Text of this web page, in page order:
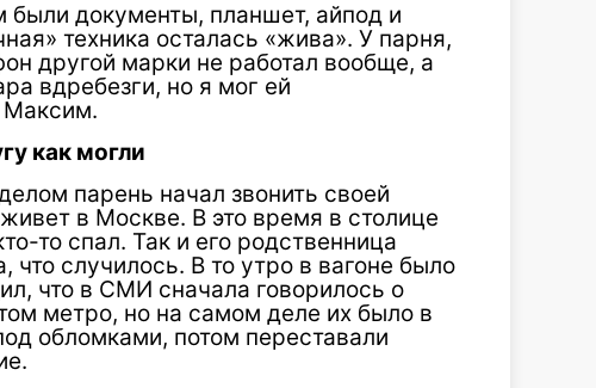
были документы, планшет, айпод и
техника осталась «жива». У парня,
другой марки не работал вообще, а
вдребезги, но я мог ей
Максим.
как могли
парень начал звонить своей
в Москве. В это время в столице
то спал. Так и его родственница
случилось. В то утро в вагоне было
что в СМИ сначала говорилось о
метро, но на самом деле их было в
обломками, потом переставали